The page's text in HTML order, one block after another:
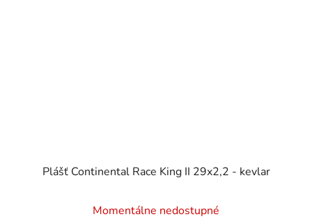
Plášť Continental Race King II 29x2,2 - kevlar
Momentálne nedostupné